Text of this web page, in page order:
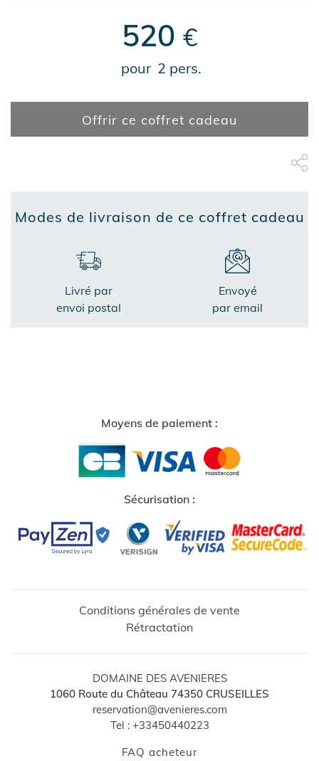
520 €
pour 2 pers.
Offrir ce coffret cadeau
Partage
Modes de livraison de ce coffret cadeau
Livré par
envoi postal
Envoyé
par email
Moyens de paiement :
Sécurisation :
Conditions générales de vente
Rétractation
DOMAINE DES AVENIERES
1060 Route du Château 74350 CRUSEILLES
reservation@avenieres.com
Tel : +33450440223
FAQ acheteur